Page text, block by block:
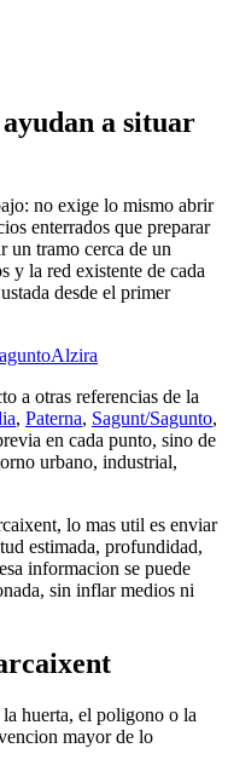
a situar
no exige lo mismo abrir
enterrados que preparar
un tramo cerca de un
y la red existente de cada
desde el primer
Alzira
a otras referencias de la
, Paterna, Sagunt/Sagunto,
en cada punto, sino de
urbano, industrial,
lo mas util es enviar
estimada, profundidad,
informacion se puede
sin inflar medios ni
huerta, el poligono o la
mayor de lo